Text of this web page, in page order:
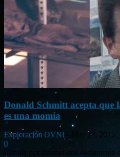
Donald Schmitt acepta que
es una momia
Exploración OVNI
May 14, 2015
0
Circula por internet una